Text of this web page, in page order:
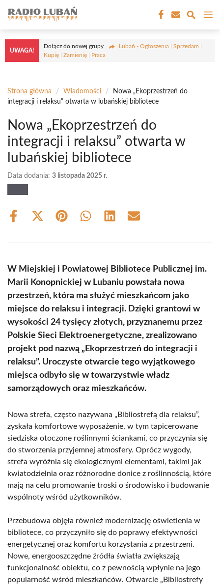
treści
UWAGA!
Dołącz do nowej grupy
Lubań - Ogłoszenia | Sprzedam |
Kupię | Zamienię | Praca
Strona główna / Wiadomości /
Nowa „Ekoprzestrzeń do
integracji i relaksu” otwarta w lubańskiej bibliotece
Nowa „Ekoprzestrzeń do
integracji i relaksu” otwarta w
lubańskiej bibliotece
Data dodania: 3 listopada 2025 r.
Share
Share
(Twitter)
Share Share Share Share
W Miejskiej i Powiatowej Bibliotece Publicznej im.
Marii Konopnickiej w Lubaniu powstała nowa
przestrzeń, która ma służyć mieszkańcom jako
miejsce do relaksu i integracji. Dzięki grantowi w
wysokości 24 tysięcy złotych, przyznanemu przez
Polskie Sieci Elektroenergetyczne, zrealizowano
projekt pod nazwą „Ekoprzestrzeń do integracji i
relaksu”. Uroczyste otwarcie tego wyjątkowego
miejsca odbyło się w towarzystwie władz
samorządowych oraz mieszkańców.
Nowa strefa, często nazywana „Bibliostrefą dla relaksu”,
zyskała komfortowe wyposażenie, w tym tapicerowane
siedziska otoczone roślinnymi ściankami, co przyczynia się
do stworzenia przyjemnej atmosfery. Oprócz wygody,
strefa wyróżnia się ekologicznymi elementami, takimi jak
kwiatodzielnia oraz różnorodne donice z roślinnością, które
mają na celu promowanie troski o środowisko i budowanie
wspólnoty wśród użytkowników.
Przebudowa objęła również modernizację oświetlenia w
bibliotece, co przyczyniło się do poprawy efektywności
energetycznej oraz komfortu korzystania z przestrzeni.
Nowe, energooszczędne źródła światła zwiększają
funkcjonalność obiektu, co z pewnością wpłynie na jego
popularność wśród mieszkańców. Otwarcie „Bibliostrefy